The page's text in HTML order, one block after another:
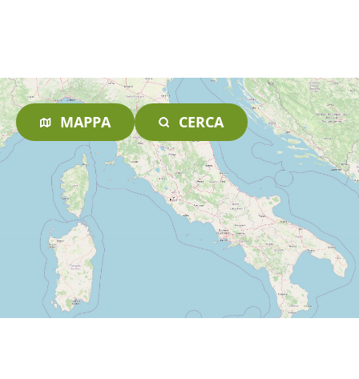
MAPPA CERCA